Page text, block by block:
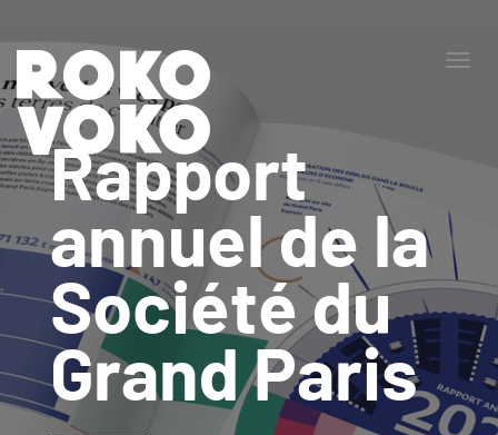
Rapport
annuel de la
Société du
Grand Paris